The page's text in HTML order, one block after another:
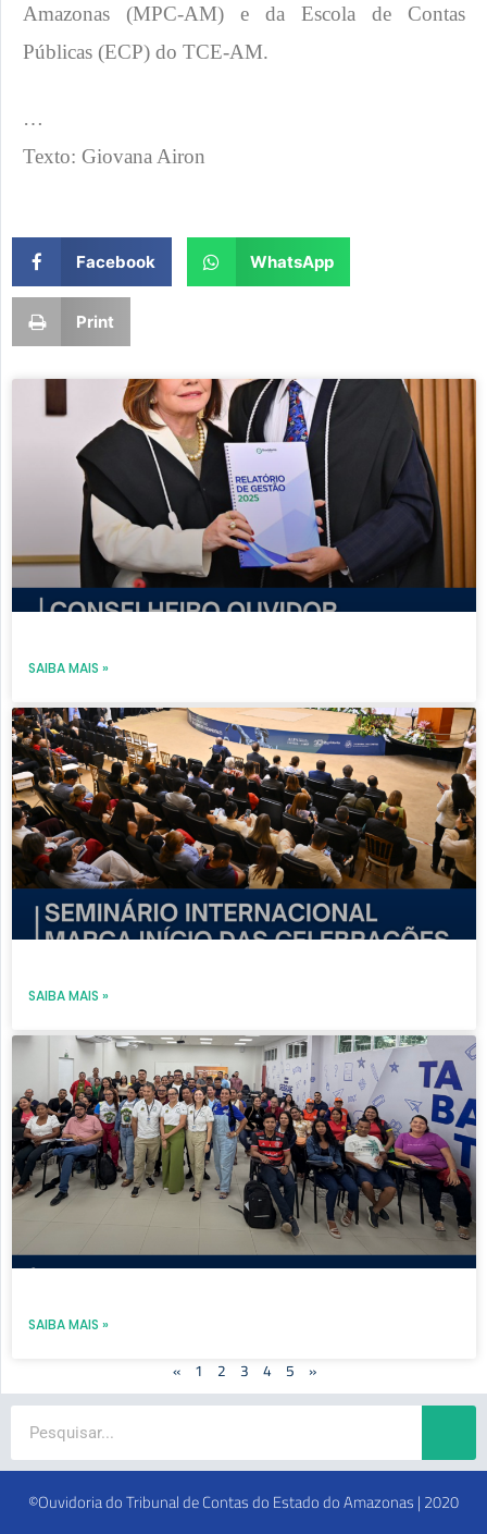
Amazonas (MPC-AM) e da Escola de Contas
Públicas (ECP) do TCE-AM.
…
Texto: Giovana Airon
Facebook WhatsApp
Print
SAIBA MAIS »
SAIBA MAIS »
SAIBA MAIS »
«
Page
1
Page
2
Page
3
Page
4
Page
5 »
©Ouvidoria do Tribunal de Contas do Estado do Amazonas | 2020